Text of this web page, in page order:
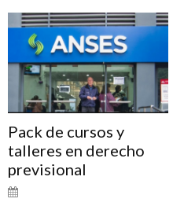
Pack de cursos y
talleres en derecho
previsional